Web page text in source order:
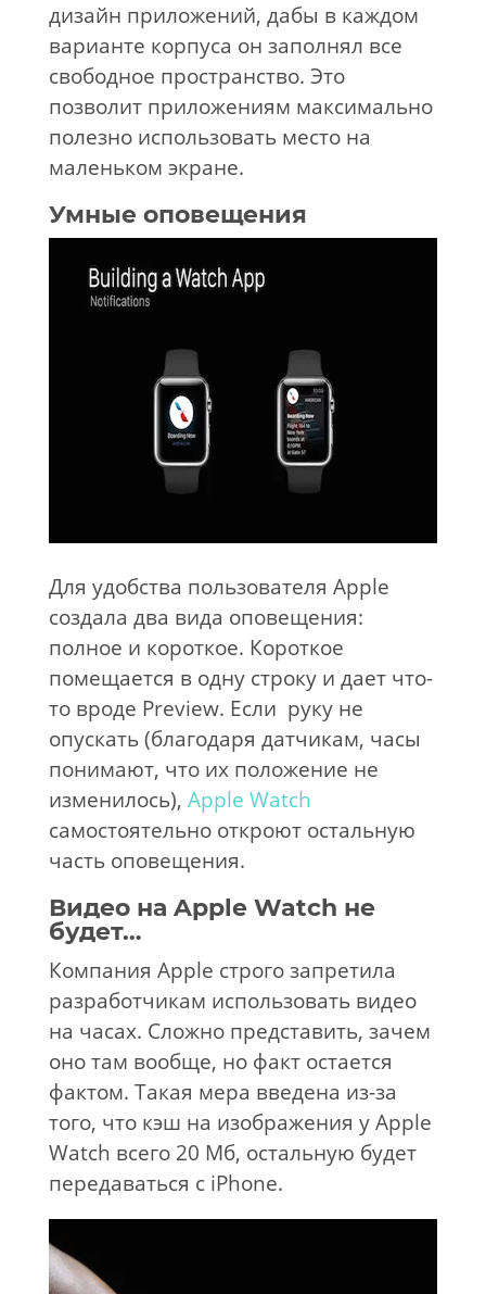
дизайн приложений, дабы в каждом
варианте корпуса он заполнял все
свободное пространство. Это
позволит приложениям максимально
полезно использовать место на
маленьком экране.
Умные оповещения
Для удобства пользователя Apple
создала два вида оповещения:
полное и короткое. Короткое
помещается в одну строку и дает что-
то вроде Preview. Если руку не
опускать (благодаря датчикам, часы
понимают, что их положение не
изменилось), Apple Watch
самостоятельно откроют остальную
часть оповещения.
Видео на Apple Watch не
будет…
Компания Apple строго запретила
разработчикам использовать видео
на часах. Сложно представить, зачем
оно там вообще, но факт остается
фактом. Такая мера введена из-за
того, что кэш на изображения у Apple
Watch всего 20 Мб, остальную будет
передаваться с iPhone.